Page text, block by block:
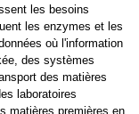
les besoins
les enzymes et les
où l'information
des systèmes
des matières
laboratoires
matières premières en